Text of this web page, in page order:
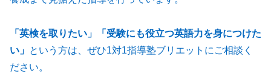
「英検を取りたい」「受験にも役立つ英語力を身につけた
い」 という方は、ぜひ1対1指導塾ブリエットにご相談く
ださい。